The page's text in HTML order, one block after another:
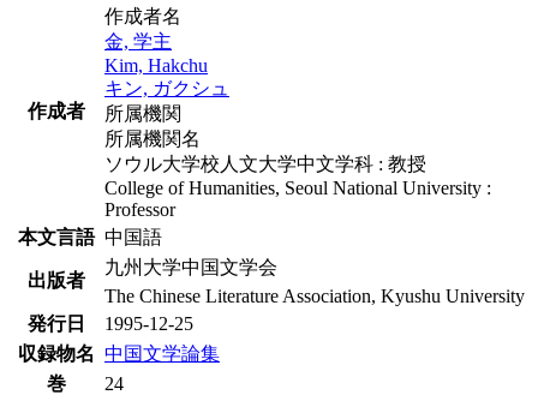
作成者
作成者名
金, 学主
Kim, Hakchu
キン, ガクシュ
所属機関
所属機関名
ソウル大学校人文大学中文学科 : 教授
College of Humanities, Seoul National University :
Professor
本文言語 中国語
出版者
九州大学中国文学会
The Chinese Literature Association, Kyushu University
発行日
1995-12-25
収録物名 中国文学論集
巻
24